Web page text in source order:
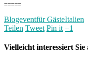
=====
Blogeventfür GästeItalien
Teilen Tweet Pin it +1
Vielleicht interessiert Sie